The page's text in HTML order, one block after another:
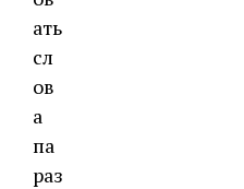
ать
сл
ов
а
па
раз